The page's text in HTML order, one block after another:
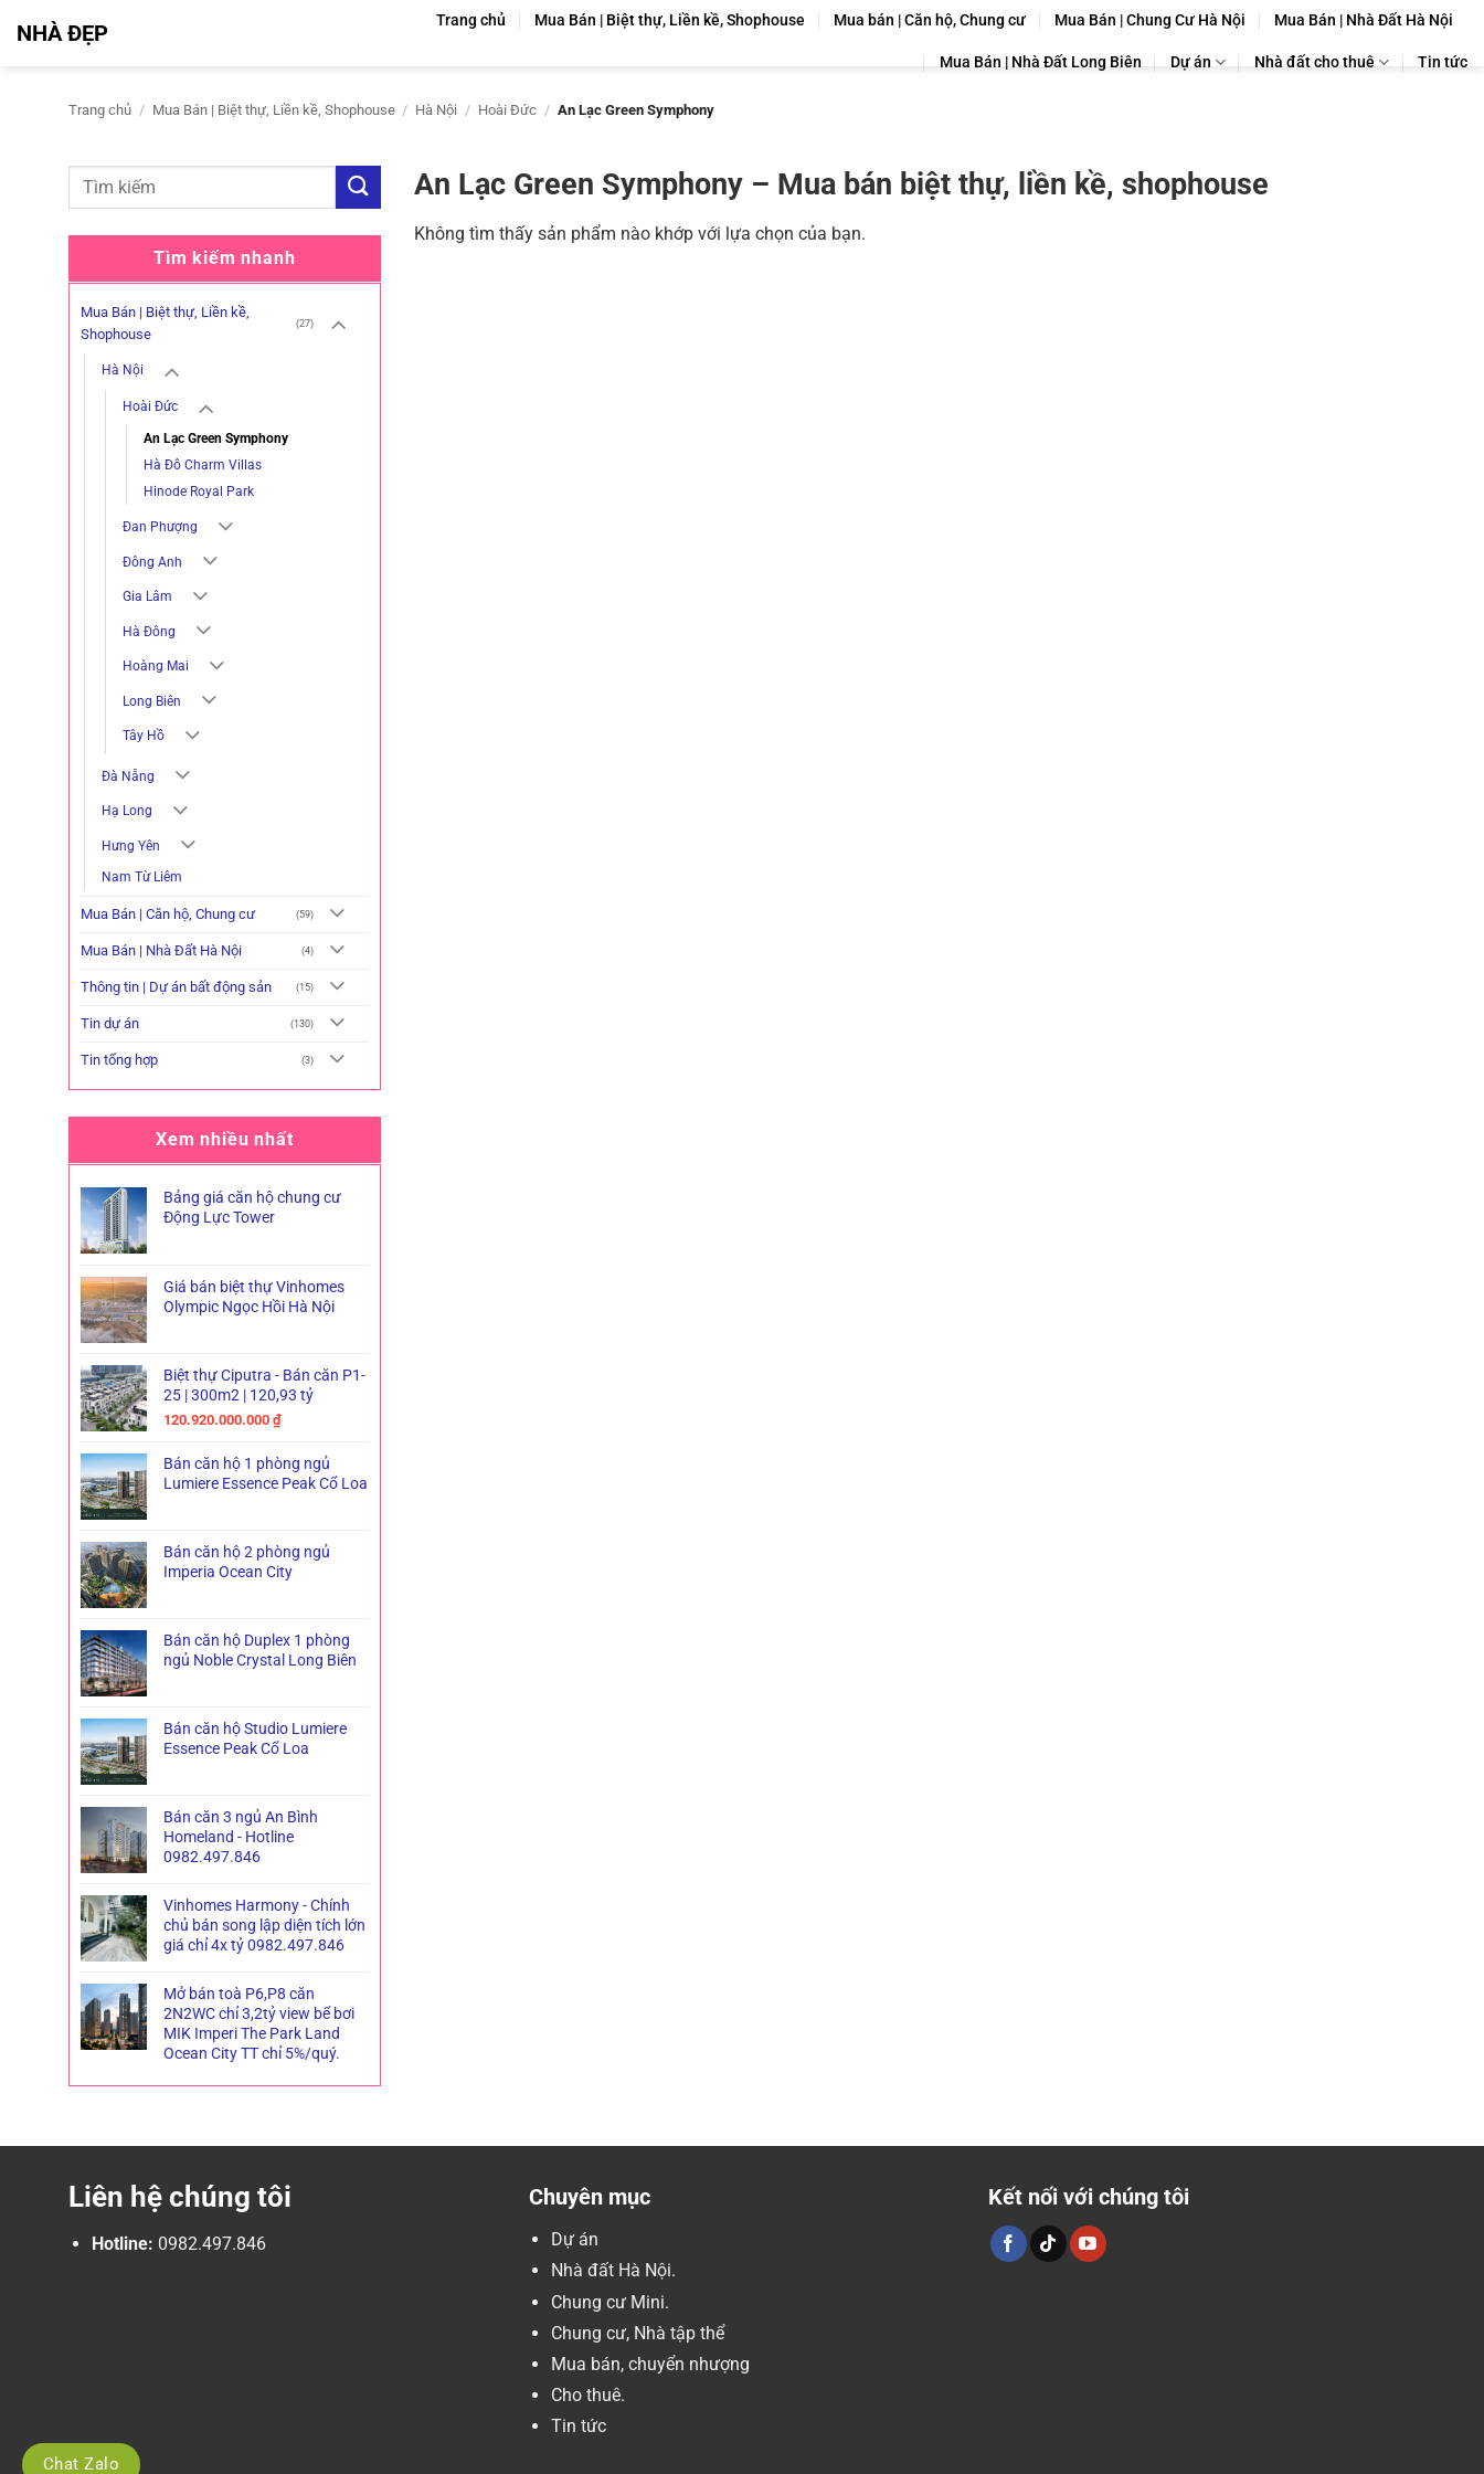
quaNHÀ ĐẸP Trang chủ Mua Bán | Biệt thự, Liền kề, Shophouse Mua bán | Căn hộ, Chung cư Mua Bán | Chung Cư Hà Nội Mua Bán | Nhà Đất Hà Nội
Mua Bán | Nhà Đất Long Biên Dự án Nhà đất cho thuê Tin tức
Trang chủ / Mua Bán | Biệt thự, Liền kề, Shophouse / Hà Nội / Hoài Đức / An Lạc Green Symphony
Tìm kiếm nhanh
Mua Bán | Biệt thự, Liền kề,
Shophouse
(27)
Hà Nội
Hoài Đức
An Lạc Green Symphony
Hà Đô Charm Villas
Hinode Royal Park
Đan Phượng
Đông Anh
Gia Lâm
Hà Đông
Hoàng Mai
Long Biên
Tây Hồ
Đà Nẵng
Hạ Long
Hưng Yên
Nam Từ Liêm
Mua Bán | Căn hộ, Chung cư (59)
Mua Bán | Nhà Đất Hà Nội (4)
Thông tin | Dự án bất động sản (15)
Tin dự án (130)
Tin tổng hợp (3)
Xem nhiều nhất
Bảng giá căn hộ chung cư
Động Lực Tower
Giá bán biệt thự Vinhomes
Olympic Ngọc Hồi Hà Nội
Biệt thự Ciputra - Bán căn P1-
25 | 300m2 | 120,93 tỷ
120.920.000.000 ₫
Bán căn hộ 1 phòng ngủ
Lumiere Essence Peak Cổ Loa
Bán căn hộ 2 phòng ngủ
Imperia Ocean City
Bán căn hộ Duplex 1 phòng
ngủ Noble Crystal Long Biên
Bán căn hộ Studio Lumiere
Essence Peak Cổ Loa
Bán căn 3 ngủ An Bình
Homeland - Hotline
0982.497.846
Vinhomes Harmony - Chính
chủ bán song lập diện tích lớn
giá chỉ 4x tỷ 0982.497.846
Mở bán toà P6,P8 căn
2N2WC chỉ 3,2tỷ view bể bơi
MIK Imperi The Park Land
Ocean City TT chỉ 5%/quý.
An Lạc Green Symphony – Mua bán biệt thự, liền kề, shophouse
Không tìm thấy sản phẩm nào khớp với lựa chọn của bạn.
Liên hệ chúng tôi
Hotline: 0982.497.846
Chuyên mục
Dự án
Nhà đất Hà Nội.
Chung cư Mini.
Chung cư, Nhà tập thể
Mua bán, chuyển nhượng
Cho thuê.
Tin tức
Kết nối với chúng tôi
Chat Zalo